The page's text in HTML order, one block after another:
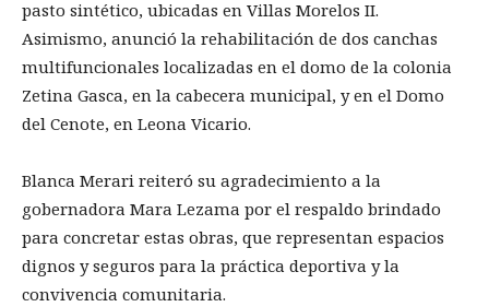
pasto sintético, ubicadas en Villas Morelos II.
Asimismo, anunció la rehabilitación de dos canchas
multifuncionales localizadas en el domo de la colonia
Zetina Gasca, en la cabecera municipal, y en el Domo
del Cenote, en Leona Vicario.
Blanca Merari reiteró su agradecimiento a la
gobernadora Mara Lezama por el respaldo brindado
para concretar estas obras, que representan espacios
dignos y seguros para la práctica deportiva y la
convivencia comunitaria.